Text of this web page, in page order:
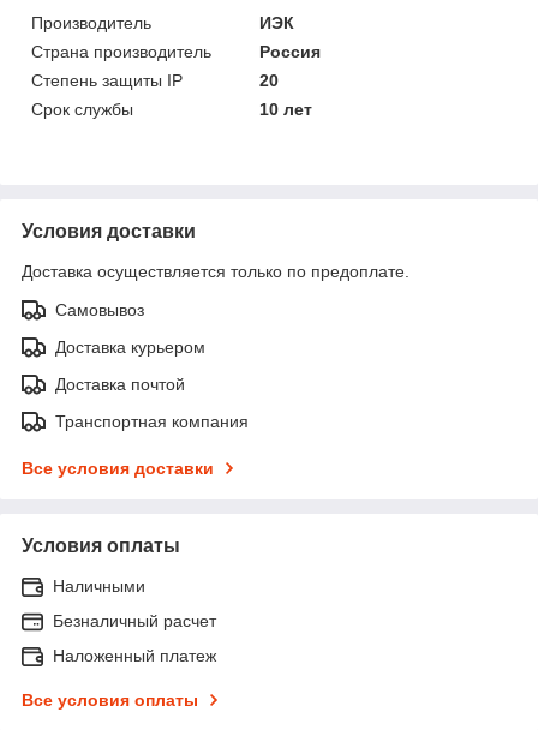
Производитель
ИЭК
Страна производитель
Россия
Степень защиты IP
20
Срок службы
10 лет
Условия доставки
Доставка осуществляется только по предоплате.
Самовывоз
Доставка курьером
Доставка почтой
Транспортная компания
Все условия доставки
Условия оплаты
Наличными
Безналичный расчет
Наложенный платеж
Все условия оплаты